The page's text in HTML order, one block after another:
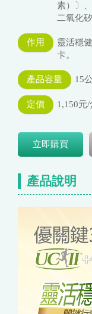
素）〕
二氧化矽
作用
靈活穩
卡。
產品容量 15
定價 1,150元/
立即購買
產品說明